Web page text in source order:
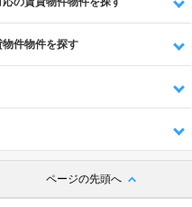
件物件を探す
ページの先頭へ